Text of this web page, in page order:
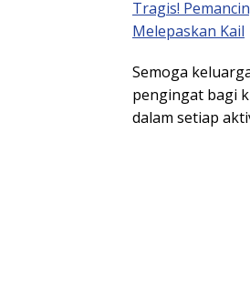
Tragis!
Melepaskan Kail
Semoga
pengingat bagi
dalam setiap